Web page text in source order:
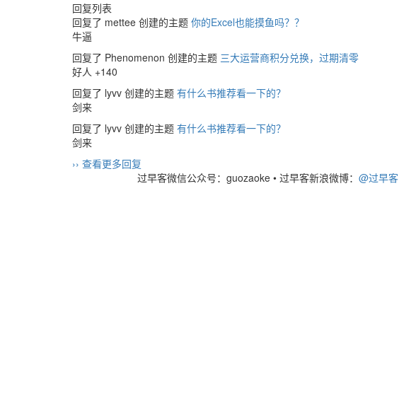
回复列表
回复了 mettee 创建的主题 你的Excel也能摸鱼吗？？
牛逼
回复了 Phenomenon 创建的主题 三大运营商积分兑换，过期清零
好人 +140
回复了 lyvv 创建的主题 有什么书推荐看一下的？
剑来
回复了 lyvv 创建的主题 有什么书推荐看一下的？
剑来
›› 查看更多回复
过早客微信公众号：guozaoke • 过早客新浪微博： @过早客